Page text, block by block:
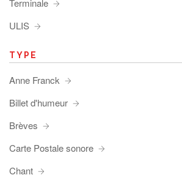
Terminale
ULIS
TYPE
Anne Franck
Billet d'humeur
Brèves
Carte Postale sonore
Chant